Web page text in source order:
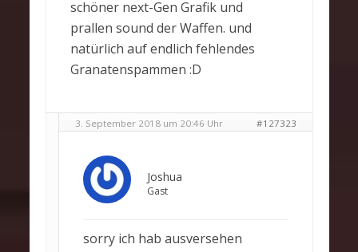
schöner next-Gen Grafik und
prallen sound der Waffen. und
natürlich auf endlich fehlendes
Granatenspammen :D
3. September 2018 um 20:46 Uhr #127323
Joshua
Gast
sorry ich hab ausversehen